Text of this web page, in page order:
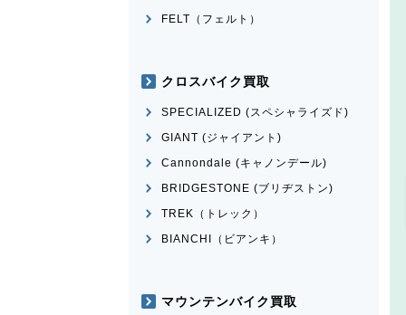
FELT（フェルト）
クロスバイク買取
SPECIALIZED (スペシャライズド)
GIANT (ジャイアント)
Cannondale (キャノンデール)
BRIDGESTONE (ブリヂストン)
TREK（トレック）
BIANCHI（ビアンキ）
マウンテンバイク買取